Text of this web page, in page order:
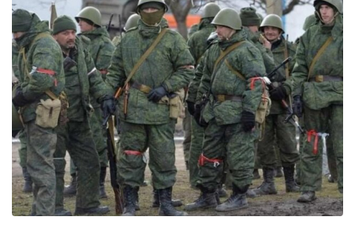
ІНШЕ
Інтерв'ю
Картки
Репортаж
Розслідування
Погляди
Ініціативи
Прес-релізи
Фото/Відео
Made in Lviv